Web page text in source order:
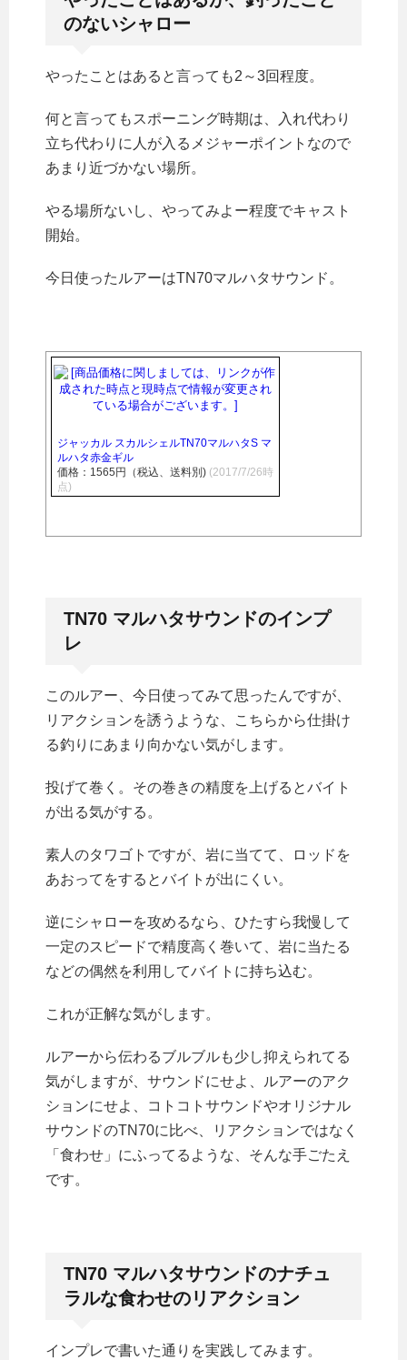
のないシャロー
やったことはあると言っても2～3回程度。
何と言ってもスポーニング時期は、入れ代わり
立ち代わりに人が入るメジャーポイントなので
あまり近づかない場所。
やる場所ないし、やってみよー程度でキャスト
開始。
今日使ったルアーはTN70マルハタサウンド。
ジャッカル スカルシェルTN70マルハタS マ
ルハタ赤金ギル
価格：1565円（税込、送料別) (2017/7/26時
点)
TN70 マルハタサウンドのインプ
レ
このルアー、今日使ってみて思ったんですが、
リアクションを誘うような、こちらから仕掛け
る釣りにあまり向かない気がします。
投げて巻く。その巻きの精度を上げるとバイト
が出る気がする。
素人のタワゴトですが、岩に当てて、ロッドを
あおってをするとバイトが出にくい。
逆にシャローを攻めるなら、ひたすら我慢して
一定のスピードで精度高く巻いて、岩に当たる
などの偶然を利用してバイトに持ち込む。
これが正解な気がします。
ルアーから伝わるブルブルも少し抑えられてる
気がしますが、サウンドにせよ、ルアーのアク
ションにせよ、コトコトサウンドやオリジナル
サウンドのTN70に比べ、リアクションではなく
「食わせ」にふってるような、そんな手ごたえ
です。
TN70 マルハタサウンドのナチュ
ラルな食わせのリアクション
インプレで書いた通りを実践してみます。